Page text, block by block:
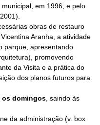
em 1996, e pelo
obras de restauro
Aranha, a atividade
parque, apresentando
promovendo
da Visita e a prática do
dos planos futuros para
os domingos , saindo às
da administração (v. box